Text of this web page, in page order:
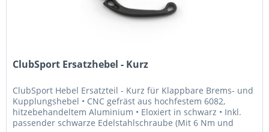
ClubSport Ersatzhebel - Kurz
ClubSport Hebel Ersatzteil - Kurz für Klappbare Brems- und
Kupplungshebel • CNC gefräst aus hochfestem 6082,
hitzebehandeltem Aluminium • Eloxiert in schwarz • Inkl.
passender schwarze Edelstahlschraube (Mit 6 Nm und